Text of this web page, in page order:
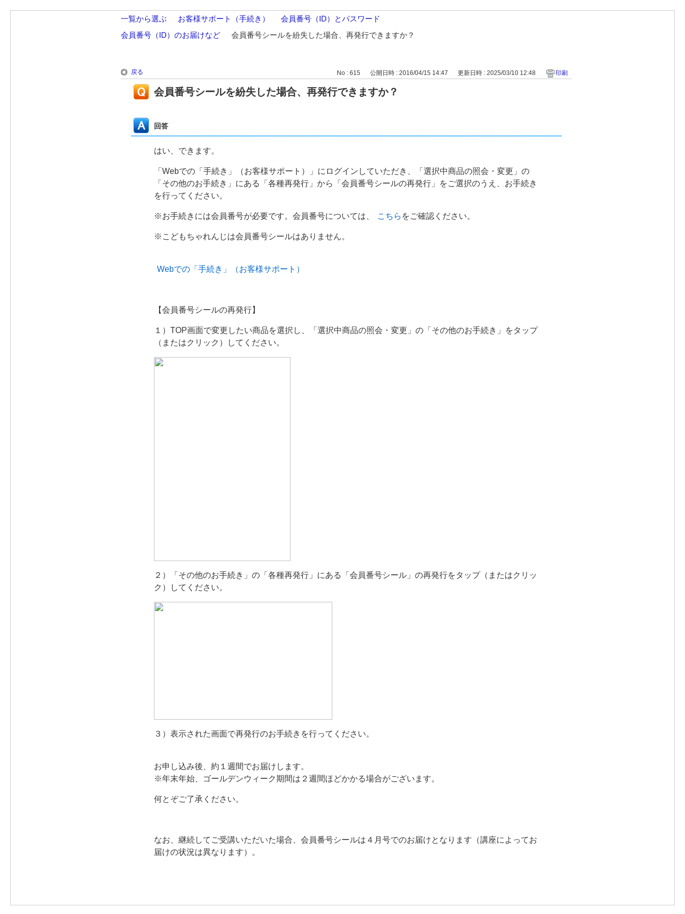
一覧から選ぶ お客様サポート（手続き） 会員番号（ID）とパスワード
会員番号（ID）のお届けなど
会員番号シールを紛失した場合、再発行できますか？
戻る No : 615 公開日時 : 2016/04/15 14:47 更新日時 : 2025/03/10 12:48 印刷
会員番号シールを紛失した場合、再発行できますか？
回答
はい、できます。
「Webでの「手続き」（お客様サポート）」にログインしていただき、「選択中商品の照会・変更」の
「その他のお手続き」にある「各種再発行」から「会員番号シールの再発行」をご選択のうえ、お手続き
を行ってください。
※お手続きには会員番号が必要です。会員番号については、 こちら をご確認ください。
※こどもちゃれんじは会員番号シールはありません。
Webでの「手続き」（お客様サポート）
【会員番号シールの再発行】
１）TOP画面で変更したい商品を選択し、「選択中商品の照会・変更」の「その他のお手続き」をタップ
（またはクリック）してください。
２）「その他のお手続き」の「各種再発行」にある「会員番号シール」の再発行をタップ（またはクリッ
ク）してください。
３）表示された画面で再発行のお手続きを行ってください。
お申し込み後、約１週間でお届けします。
※年末年始、ゴールデンウィーク期間は２週間ほどかかる場合がございます。
何とぞご了承ください。
なお、継続してご受講いただいた場合、会員番号シールは４月号でのお届けとなります（講座によってお
届けの状況は異なります）。